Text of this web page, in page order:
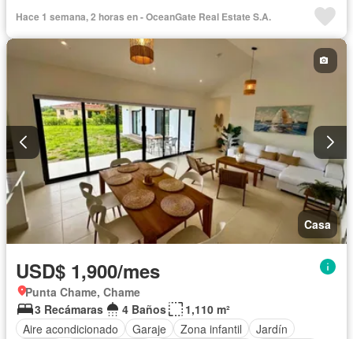
Gimnasio
Cocina integral Seguridad
Cuarto de servicio
Cancha de tenis
Hace 1 semana, 2 horas en - OceanGate Real Estate S.A.
Casa
USD$ 1,900/mes
Punta Chame, Chame
3 Recámaras
4 Baños
1,110 m²
Aire acondicionado
Garaje Zona infantil
Jardín